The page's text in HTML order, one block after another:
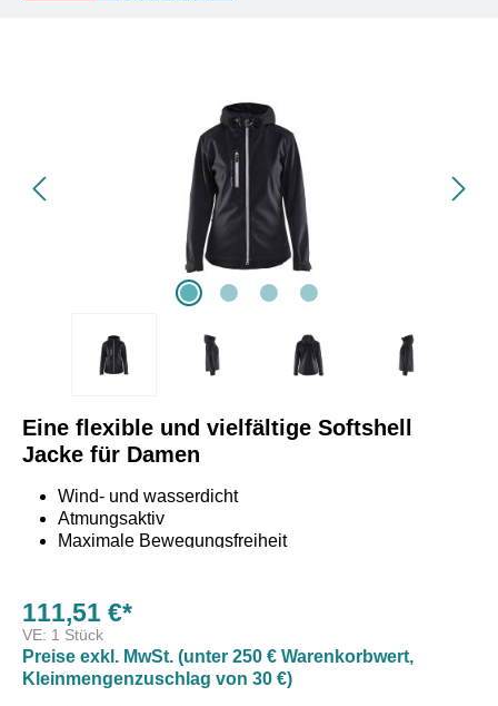
Eine flexible und vielfältige Softshell
Jacke für Damen
Wind- und wasserdicht
Atmungsaktiv
Maximale Bewegungsfreiheit
Diese Damen Softshell Jacke besitzt eine einstellbare
Kapuze und einen Zwei-Wege Reißverschluss.
Die Jacke wurde entwickelt, um maximale
Bewegungsfreiheit zu bieten und besteht aus einem Stoff,
111,51 €*
VE: 1 Stück
Preise exkl. MwSt. (unter 250 € Warenkorbwert,
Kleinmengenzuschlag von 30 €)